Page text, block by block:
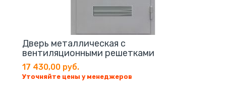
Дверь металлическая с
вентиляционными решетками
17 430,00 руб.
Уточняйте цены у менеджеров